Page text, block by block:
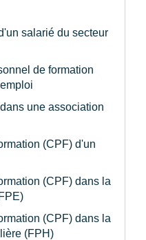
salarié du secteur
de formation
une association
(CPF) d'un
(CPF) dans la
(CPF) dans la
(FPH)